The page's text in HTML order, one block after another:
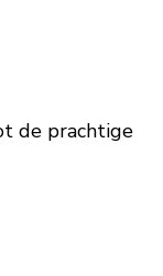
de prachtige